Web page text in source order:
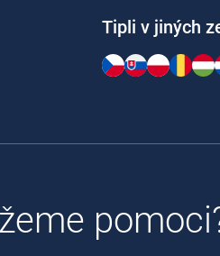
Tipli v jiných